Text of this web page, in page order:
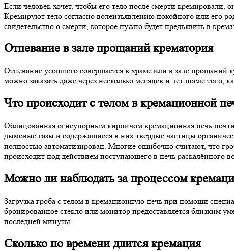
Если человек хочет, чтобы его тело после смерти
Кремируют тело согласно волеизъявлению покойного или его
свидетельство о смерти, которое нужно будет предъявить в
Отпевание в зале прощаний крематория
Отпевание усопшего совершается в храме или в зале прощаний
можно заказать даже через несколько месяцев и лет после того,
Что происходит с телом в кремационной
Облицованная огнеупорным кирпичом кремационная печь
дымовые газы и содержащиеся в них твёрдые частицы
полностью автоматизирован. Многие ошибочно считают, что
происходит под действием поступающего в печь раскалённого
Можно ли наблюдать за процессом
Загрузка гроба с телом в кремационную печь при помощи
бронированное стекло или монитор предоставляется близким
последней минуты.
Сколько по времени длится кремация